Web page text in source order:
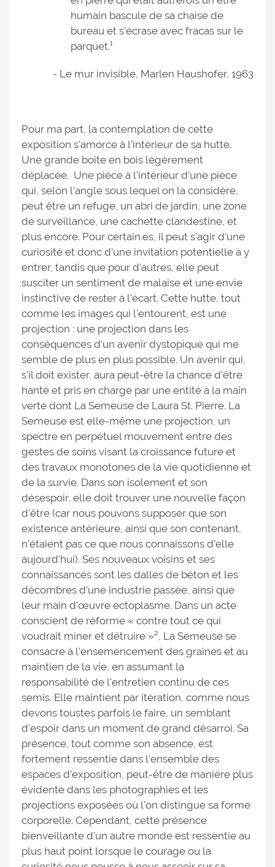
humain bascule de sa chaise de
bureau et s'écrase avec fracas sur le
parquet.¹
- Le mur invisible, Marlen Haushofer, 1963
Pour ma part, la contemplation de cette
exposition s'amorce à l’intérieur de sa hutte.
Une grande boîte en bois légèrement
déplacée. Une pièce à l’intérieur d’une pièce
qui, selon l'angle sous lequel on la considère,
peut être un refuge, un abri de jardin, une zone
de surveillance, une cachette clandestine, et
plus encore. Pour certain.es, il peut s'agir d'une
curiosité et donc d'une invitation potentielle à y
entrer, tandis que pour d'autres, elle peut
susciter un sentiment de malaise et une envie
instinctive de rester à l'écart. Cette hutte, tout
comme les images qui l'entourent, est une
projection : une projection dans les
conséquences d'un avenir dystopique qui me
semble de plus en plus possible. Un avenir qui,
s'il doit exister, aura peut-être la chance d'être
hanté et pris en charge par une entité à la main
verte dont La Semeuse de Laura St. Pierre. La
Semeuse est elle-même une projection, un
spectre en perpétuel mouvement entre des
gestes de soins visant la croissance future et
des travaux monotones de la vie quotidienne et
de la survie. Dans son isolement et son
désespoir, elle doit trouver une nouvelle façon
d'être (car nous pouvons supposer que son
existence antérieure, ainsi que son contenant,
n'étaient pas ce que nous connaissons d’elle
aujourd'hui). Ses nouveaux voisins et ses
connaissances sont les dalles de béton et les
décombres d’une industrie passée, ainsi que
leur main d'œuvre ectoplasme. Dans un acte
conscient de réforme « contre tout ce qui
voudrait miner et détruire »², La Semeuse se
consacre à l'ensemencement des graines et au
maintien de la vie, en assumant la
responsabilité de l'entretien continu de ces
semis. Elle maintient par itération, comme nous
devons toustes parfois le faire, un semblant
d'espoir dans un moment de grand désarroi. Sa
présence, tout comme son absence, est
fortement ressentie dans l'ensemble des
espaces d'exposition, peut-être de manière plus
évidente dans les photographies et les
projections exposées où l'on distingue sa forme
corporelle. Cependant, cette présence
bienveillante d'un autre monde est ressentie au
plus haut point lorsque le courage ou la